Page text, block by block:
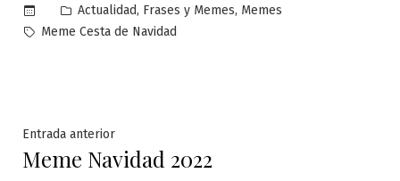
Publicado
en
Actualidad, Frases y Memes, Memes
Etiquetas:
Meme Cesta de Navidad
Navegación
Entrada anteriorEntrada
anterior:
Meme Navidad 2022